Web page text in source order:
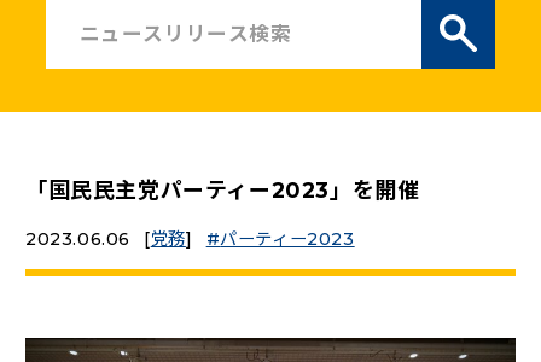
お問い合わせ
ニュースリリース
こくみんうさぎの部屋
参加・サポート
TEAMこくみんうさぎ（新しいタブで開く）
「国民民主党パーティー2023」を開催
2023.06.06 [党務] パーティー2023